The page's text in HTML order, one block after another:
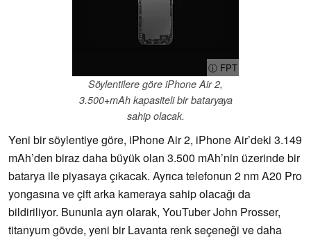
ⓘ FPT
Söylentilere göre iPhone Air 2,
3.500+mAh kapasiteli bir bataryaya
sahip olacak.
Yeni bir söylentiye göre, iPhone Air 2, iPhone Air’deki 3.149
mAh’den biraz daha büyük olan 3.500 mAh’nin üzerinde bir
batarya ile piyasaya çıkacak. Ayrıca telefonun 2 nm A20 Pro
yongasına ve çift arka kameraya sahip olacağı da
bildiriliyor. Bununla ayrı olarak, YouTuber John Prosser,
titanyum gövde, yeni bir Lavanta renk seçeneği ve daha